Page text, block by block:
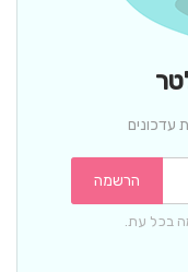
עדכונים
הרשמה
בכל עת.